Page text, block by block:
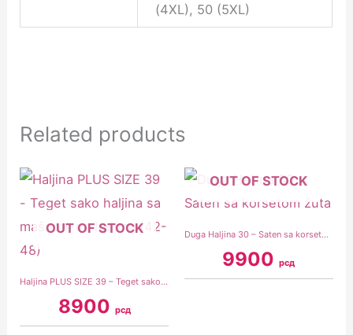
(4XL), 50 (5XL)
Related products
OUT OF STOCK
Haljina PLUS SIZE 39 – Teget sako haljina sa mašnom na leđima (42-48)
8900 рсд
OUT OF STOCK
Duga Haljina 30 – Saten sa korsetom žuta
9900рсд